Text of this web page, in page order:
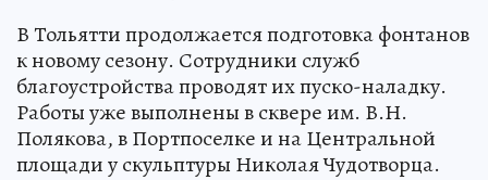
В Тольятти продолжается подготовка фонтанов
к новому сезону. Сотрудники служб
благоустройства проводят их пуско-наладку.
Работы уже выполнены в сквере им. В.Н.
Полякова, в Портпоселке и на Центральной
площади у скульптуры Николая Чудотворца.